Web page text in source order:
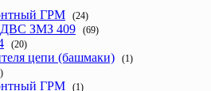
ГРМ (24)
ДВС ЗМЗ 409 (69)
(20)
цепи (башмаки) (1)
ГРМ (1)